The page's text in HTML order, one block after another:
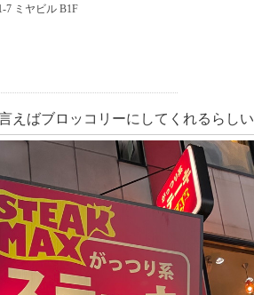
えばブロッコリーにしてくれるらしい